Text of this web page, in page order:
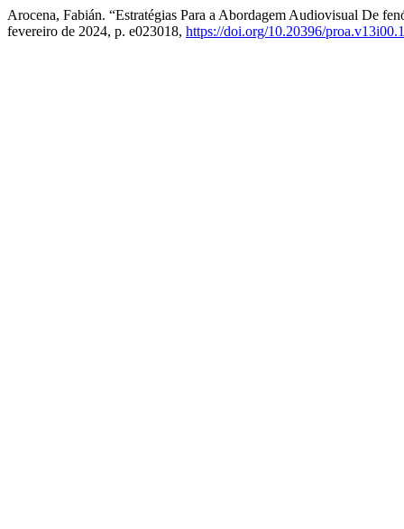
Arocena, Fabián. “Estratégias Para a Abordagem Audiovisual De
fevereiro de 2024, p. e023018, https://doi.org/10.20396/